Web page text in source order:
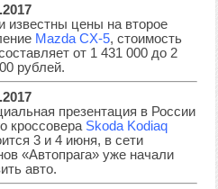
Hyundai Infiniti
Jaguar Jeep
известны цены на второе
Mazda CX-5, стоимость
от 1 431 000 до 2
рублей.
презентация в России
кроссовера Skoda Kodiaq
3 и 4 июня, в сети
«Автопрага» уже начали
авто.